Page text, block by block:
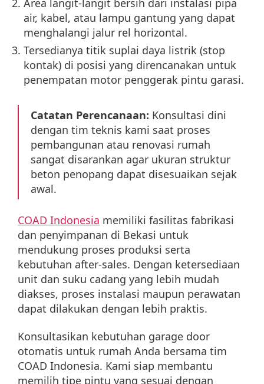
Area langit-langit bersih dari instalasi pipa
air, kabel, atau lampu gantung yang dapat
menghalangi jalur rel horizontal.
Tersedianya titik suplai daya listrik (stop
kontak) di posisi yang direncanakan untuk
penempatan motor penggerak pintu garasi.
Catatan Perencanaan: Konsultasi dini
dengan tim teknis kami saat proses
pembangunan atau renovasi rumah
sangat disarankan agar ukuran struktur
beton penopang dapat disesuaikan sejak
awal.
COAD Indonesia memiliki fasilitas fabrikasi
dan penyimpanan di Bekasi untuk
mendukung proses produksi serta
kebutuhan after-sales. Dengan ketersediaan
unit dan suku cadang yang lebih mudah
diakses, proses instalasi maupun perawatan
dapat dilakukan dengan lebih praktis.
Konsultasikan kebutuhan garage door
otomatis untuk rumah Anda bersama tim
COAD Indonesia. Kami siap membantu
memilih tipe pintu yang sesuai dengan